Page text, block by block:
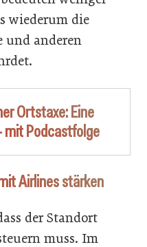
wiederum die
und anderen
Ortstaxe: Eine
mit Podcastfolge
Airlines stärken
der Standort
muss. Im